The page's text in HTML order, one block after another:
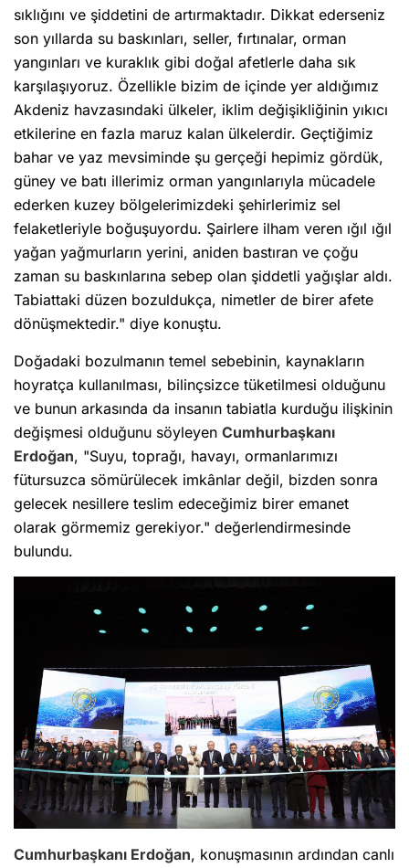
sıklığını ve şiddetini de artırmaktadır. Dikkat ederseniz
son yıllarda su baskınları, seller, fırtınalar, orman
yangınları ve kuraklık gibi doğal afetlerle daha sık
karşılaşıyoruz. Özellikle bizim de içinde yer aldığımız
Akdeniz havzasındaki ülkeler, iklim değişikliğinin yıkıcı
etkilerine en fazla maruz kalan ülkelerdir. Geçtiğimiz
bahar ve yaz mevsiminde şu gerçeği hepimiz gördük,
güney ve batı illerimiz orman yangınlarıyla mücadele
ederken kuzey bölgelerimizdeki şehirlerimiz sel
felaketleriyle boğuşuyordu. Şairlere ilham veren ığıl ığıl
yağan yağmurların yerini, aniden bastıran ve çoğu
zaman su baskınlarına sebep olan şiddetli yağışlar aldı.
Tabiattaki düzen bozuldukça, nimetler de birer afete
dönüşmektedir." diye konuştu.
Doğadaki bozulmanın temel sebebinin, kaynakların
hoyratça kullanılması, bilinçsizce tüketilmesi olduğunu
ve bunun arkasında da insanın tabiatla kurduğu ilişkinin
değişmesi olduğunu söyleyen Cumhurbaşkanı
Erdoğan, "Suyu, toprağı, havayı, ormanlarımızı
fütursuzca sömürülecek imkânlar değil, bizden sonra
gelecek nesillere teslim edeceğimiz birer emanet
olarak görmemiz gerekiyor." değerlendirmesinde
bulundu.
Cumhurbaşkanı Erdoğan, konuşmasının ardından canlı